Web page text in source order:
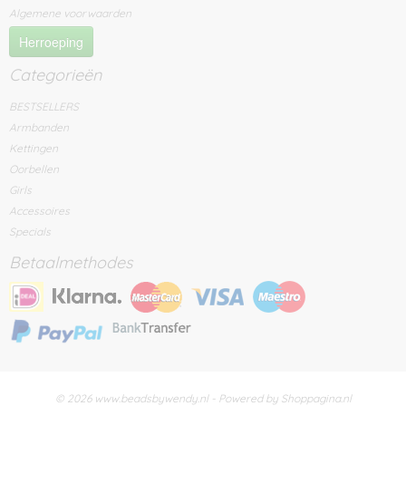
Algemene voorwaarden
Herroeping
Categorieën
BESTSELLERS
Armbanden
Kettingen
Oorbellen
Girls
Accessoires
Specials
Betaalmethodes
© 2026 www.beadsbywendy.nl - Powered by Shoppagina.nl